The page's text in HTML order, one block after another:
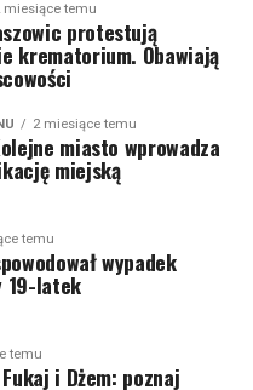
miesiące temu
protestują
krematorium. Obawiają
2 miesiące temu
miasto wprowadza
miejską
temu
wypadek
19-latek
temu
i Dżem: poznaj